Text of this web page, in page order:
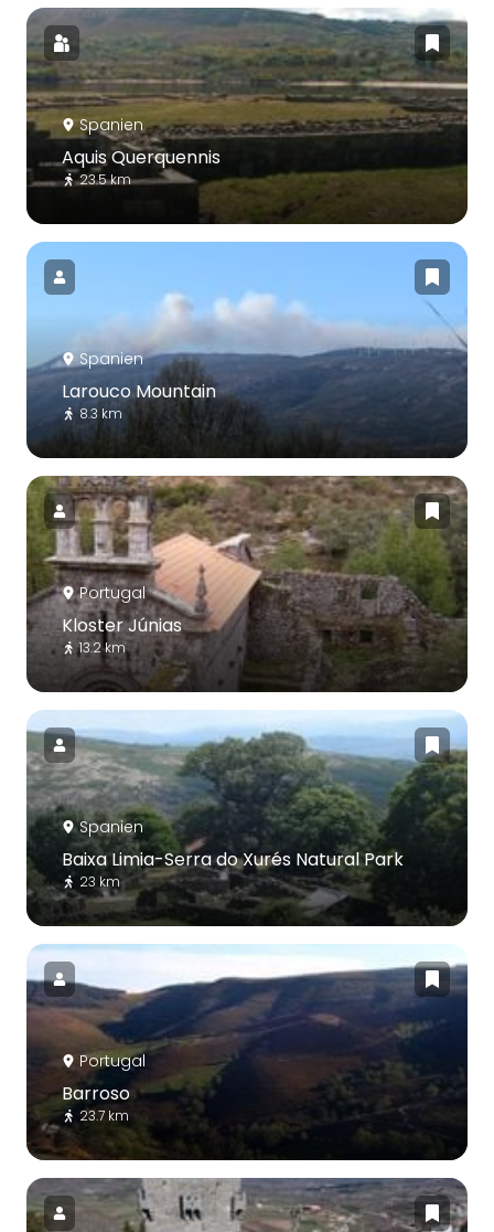
Spanien
Aquis Querquennis
23.5 km
Spanien
Larouco Mountain
8.3 km
Portugal
Kloster Júnias
13.2 km
Spanien
Baixa Limia-Serra do Xurés Natural Park
23 km
Portugal
Barroso
23.7 km